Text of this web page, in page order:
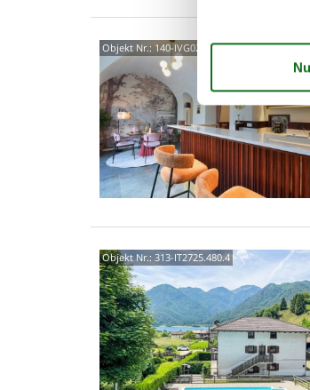
Objekt Nr.: 140-IVG021
Objekt Nr.: 313-IT2725.480.4